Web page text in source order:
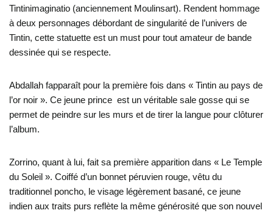
Tintinimaginatio (anciennement Moulinsart). Rendent hommage
à deux personnages débordant de singularité de l’univers de
Tintin, cette statuette est un must pour tout amateur de bande
dessinée qui se respecte.
Abdallah fapparaît pour la première fois dans « Tintin au pays de
l’or noir ». Ce jeune prince est un véritable sale gosse qui se
permet de peindre sur les murs et de tirer la langue pour clôturer
l’album.
Zorrino, quant à lui, fait sa première apparition dans « Le Temple
du Soleil ». Coiffé d’un bonnet péruvien rouge, vêtu du
traditionnel poncho, le visage légèrement basané, ce jeune
indien aux traits purs reflète la même générosité que son nouvel